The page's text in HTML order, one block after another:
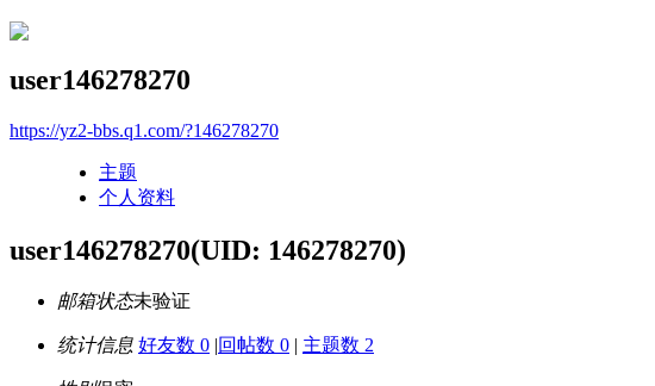
user146278270
https://yz2-bbs.q1.com/?146278270
主题
个人资料
user146278270(UID: 146278270)
邮箱状态未验证
统计信息 好友数 0 |回帖数 0 | 主题数 2